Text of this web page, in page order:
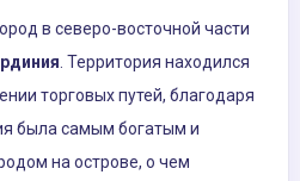
в северо-восточной части
. Территория находился
торговых путей, благодаря
была самым богатым и
на острове, о чем